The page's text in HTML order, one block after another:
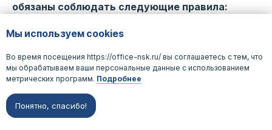
Мы используем cookies
Во время посещения https://office-nsk.ru/ вы соглашаетесь с тем, что
мы обрабатываем ваши персональные данные с использованием
метрических программ. Подробнее
Понятно, спасибо!
обязаны соблюдать следующие правила:
· запрещается загромождать проходы и
Здание, входные группы, коридоры общего
пользования, лестницы и тамбуры, лифтовые
холлы);
· запрещается приносить и хранить в Здании
горючие или взрывоопасные жидкости и